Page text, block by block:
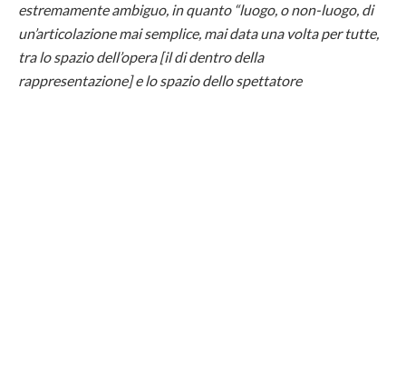
estremamente ambiguo, in quanto “luogo, o non-luogo, di
un’articolazione mai semplice, mai data una volta per tutte,
tra lo spazio dell’opera [il di dentro della
rappresentazione] e lo spazio dello spettatore